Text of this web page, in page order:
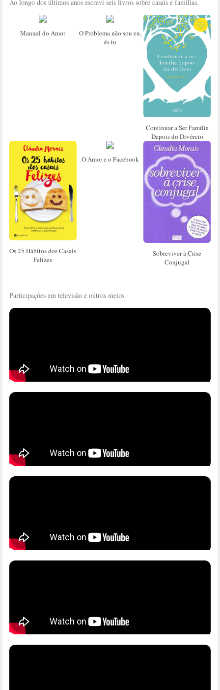
Ao longo dos últimos anos escrevi seis livros sobre casais e famílias.
Manual do Amor
O Problema não sou eu,
és tu
Continuar a Ser Família
Depois do Divórcio
Os 25 Hábitos dos Casais
Felizes
O Amor e o Facebook
Sobreviver à Crise
Conjugal
Participações em televisão e outros meios.